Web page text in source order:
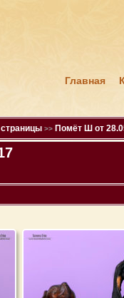
Главная
>> Помёт Ш от